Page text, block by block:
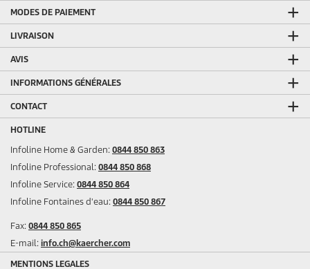
MODES DE PAIEMENT
LIVRAISON
AVIS
INFORMATIONS GÉNÉRALES
CONTACT
HOTLINE
Infoline Home & Garden: 0844 850 863
Infoline Professional: 0844 850 868
Infoline Service: 0844 850 864
Infoline Fontaines d'eau: 0844 850 867
Fax: 0844 850 865
E-mail: info.ch@kaercher.com
MENTIONS LEGALES